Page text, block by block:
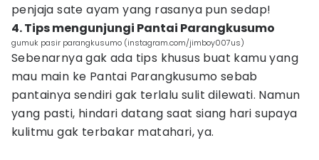
penjaja sate ayam yang rasanya pun sedap!
4. Tips mengunjungi Pantai Parangkusumo
gumuk pasir parangkusumo (instagram.com/jimboy007us)
Sebenarnya gak ada tips khusus buat kamu yang
mau main ke Pantai Parangkusumo sebab
pantainya sendiri gak terlalu sulit dilewati. Namun
yang pasti, hindari datang saat siang hari supaya
kulitmu gak terbakar matahari, ya.